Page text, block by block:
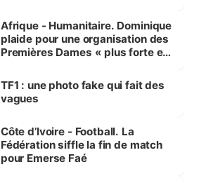
Afrique - Humanitaire. Dominique
plaide pour une organisation des
Premières Dames « plus forte et
sur la scène internationale »
TF1 : une photo fake qui fait des
vagues
Côte d’Ivoire - Football. La
Fédération siffle la fin de match
pour Emerse Faé